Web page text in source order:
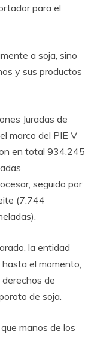
para el
a soja, sino
y sus productos
Juradas de
marco del PIE V
en total 934.245
seguido por
(7.744
la entidad
el momento,
de
de soja.
manos de los